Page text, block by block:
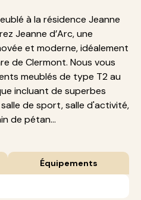
à la résidence Jeanne
Jeanne d’Arc, une
et moderne, idéalement
de Clermont. Nous vous
meublés de type T2 au
incluant de superbes
de sport, salle d'activité,
de pétan...
Équipements